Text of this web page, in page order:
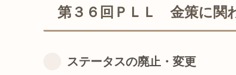
第３６回ＰＬＬ 金策に関
ステータスの廃止・変更